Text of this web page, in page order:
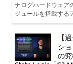
ナログハードウェア
ジュールを搭載する
【
シ
の